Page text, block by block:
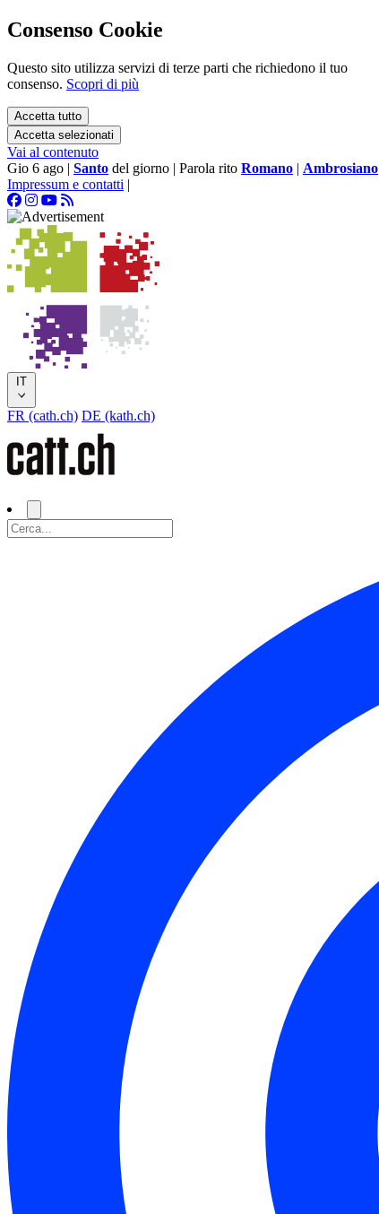
Consenso Cookie
Questo sito utilizza servizi di terze parti che richiedono il tuo
consenso. Scopri di più
Accetta tutto
Accetta selezionati
Vai al contenuto
Gio 6 ago | Santo del giorno | Parola rito Romano | Ambrosiano
Impressum e contatti |
IT
FR (cath.ch) DE (kath.ch)